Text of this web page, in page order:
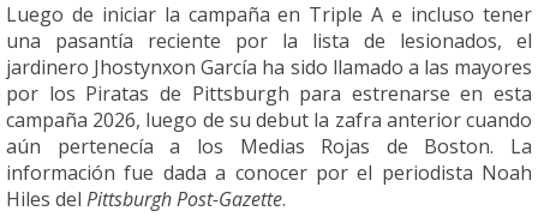
Luego de iniciar la campaña en Triple A e incluso tener
una pasantía reciente por la lista de lesionados, el
jardinero Jhostynxon García ha sido llamado a las mayores
por los Piratas de Pittsburgh para estrenarse en esta
campaña 2026, luego de su debut la zafra anterior cuando
aún pertenecía a los Medias Rojas de Boston. La
información fue dada a conocer por el periodista Noah
Hiles del Pittsburgh Post-Gazette.